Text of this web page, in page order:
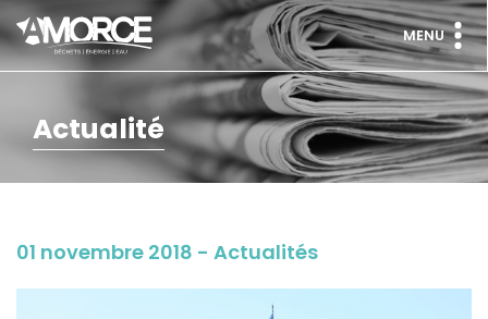
MENU
Actualité
01 novembre 2018 - Actualités